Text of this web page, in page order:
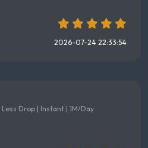
2026-07-24 22:33:54
Drop | Instant | 1M/Day